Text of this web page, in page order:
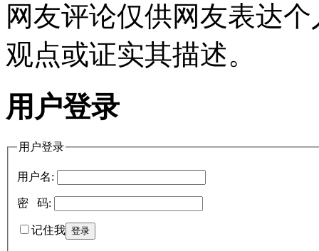
网友评论仅供网友表达
观点或证实其描述。
用户登录
用户登录
用户名:
密 码:
记住我